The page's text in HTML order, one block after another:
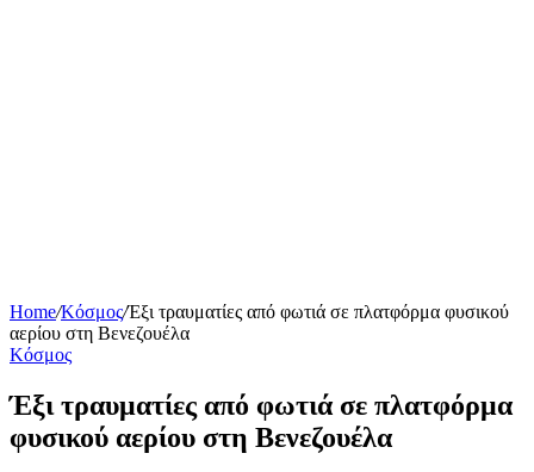
Home/Κόσμος/Έξι τραυματίες από φωτιά σε πλατφόρμα φυσικού
αερίου στη Βενεζουέλα
Κόσμος
Έξι τραυματίες από φωτιά σε πλατφόρμα
φυσικού αερίου στη Βενεζουέλα